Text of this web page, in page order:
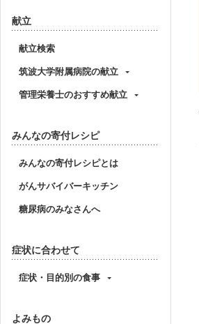
献立
献立検索
筑波大学附属病院の献立
管理栄養士のおすすめ献立
みんなの寄付レシピ
みんなの寄付レシピとは
がんサバイバーキッチン
糖尿病のみなさんへ
症状に合わせて
症状・目的別の食事
よみもの